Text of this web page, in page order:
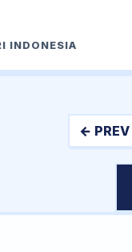
INDONESIA
← PREV